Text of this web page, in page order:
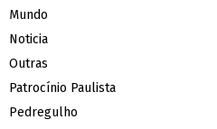
Mundo
Noticia
Outras
Patrocínio Paulista
Pedregulho